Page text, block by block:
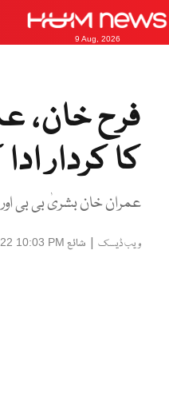
9 Aug, 2026
فرح خان،
کا کردار
عمران خان بشریٰ بی بی
ویب ڈیسک | شائع 10:03 PM